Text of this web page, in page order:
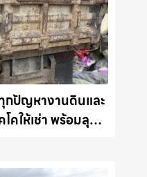
กปัญหางานดินและ
คให้เช่า พร้อมลุย